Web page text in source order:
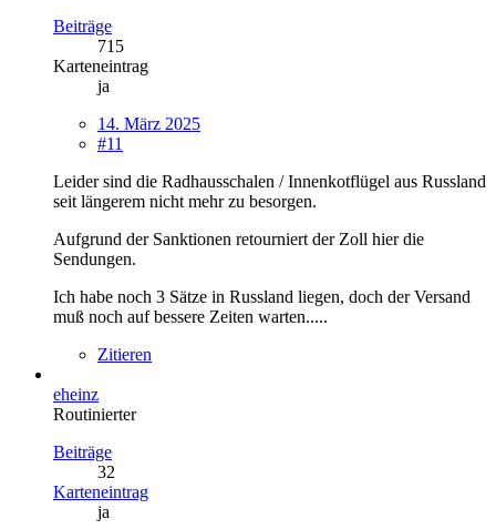
Beiträge
715
Karteneintrag
ja
14. März 2025
#11
Leider sind die Radhausschalen / Innenkotflügel aus Russland
seit längerem nicht mehr zu besorgen.
Aufgrund der Sanktionen retourniert der Zoll hier die
Sendungen.
Ich habe noch 3 Sätze in Russland liegen, doch der Versand
muß noch auf bessere Zeiten warten.....
Zitieren
eheinz
Routinierter
Beiträge
32
Karteneintrag
ja